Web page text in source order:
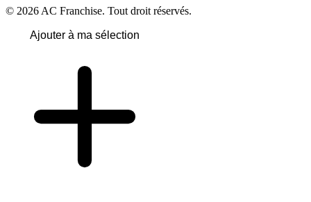
© 2026 AC Franchise. Tout droit réservés.
Ajouter à ma sélection